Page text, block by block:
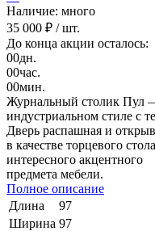
Наличие: много
35 000 ₽ / шт.
До конца акции осталось:
00дн.
00час.
00мин.
Журнальный столик Пул
индустриальном стиле с
Дверь распашная и
в качестве торцевого
интересного акцентного
предмета мебели.
Полное описание
Длина
97
Ширина 97